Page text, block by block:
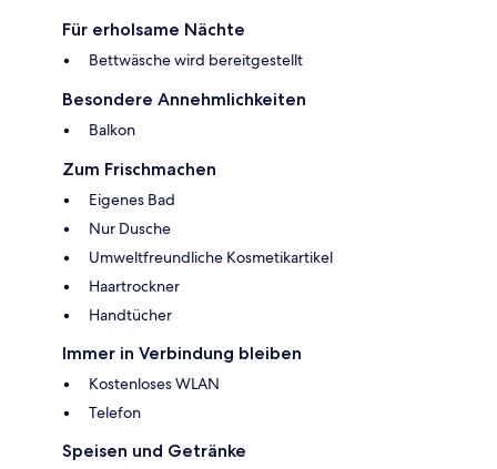
Für erholsame Nächte
Bettwäsche wird bereitgestellt
Besondere Annehmlichkeiten
Balkon
Zum Frischmachen
Eigenes Bad
Nur Dusche
Umweltfreundliche Kosmetikartikel
Haartrockner
Handtücher
Immer in Verbindung bleiben
Kostenloses WLAN
Telefon
Speisen und Getränke